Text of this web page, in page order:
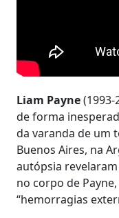
Liam Payne
de forma
da varanda de um
Buenos Aires, na
autópsia
no corpo de
“hemorragias